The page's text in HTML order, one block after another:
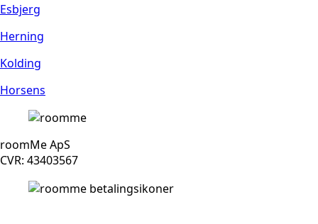
Esbjerg
Herning
Kolding
Horsens
roomMe ApS
CVR: 43403567